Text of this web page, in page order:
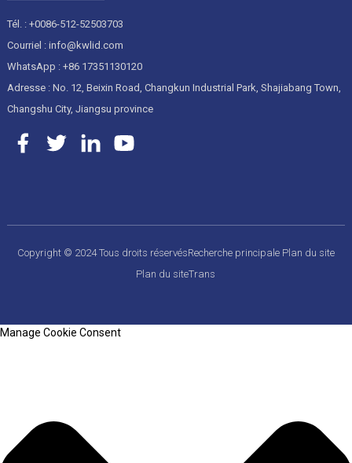
Tél. : +0086-512-52503703
Courriel : info@kwlid.com
WhatsApp : +86 17351130120
Adresse : No. 12, Beixin Road, Changkun Industrial Park, Shajiabang Town,
Changshu City, Jiangsu province
Copyright © 2024 Tous droits réservésRecherche principale Plan du site
Plan du siteTrans
Manage Cookie Consent